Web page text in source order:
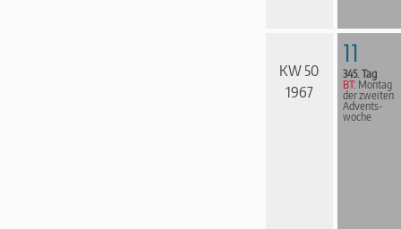
KW 50
1967
11
345. Tag
BT: Montag
der zweiten
Advents­
woche